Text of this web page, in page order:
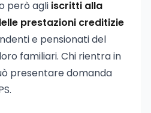
però agli iscritti alla
prestazioni creditizie
e pensionati del
familiari. Chi rientra in
presentare domanda